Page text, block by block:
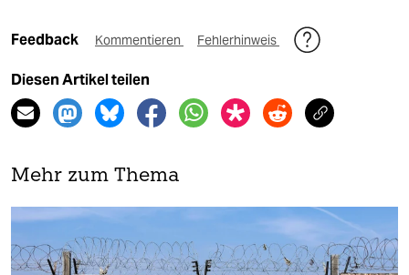
Feedback Kommentieren Fehlerhinweis
Diesen Artikel teilen
Mehr zum Thema